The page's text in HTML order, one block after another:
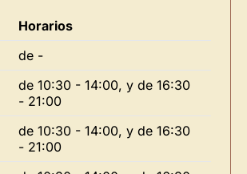
Horarios
de -
de 10:30 - 14:00, y de 16:30
- 21:00
de 10:30 - 14:00, y de 16:30
- 21:00